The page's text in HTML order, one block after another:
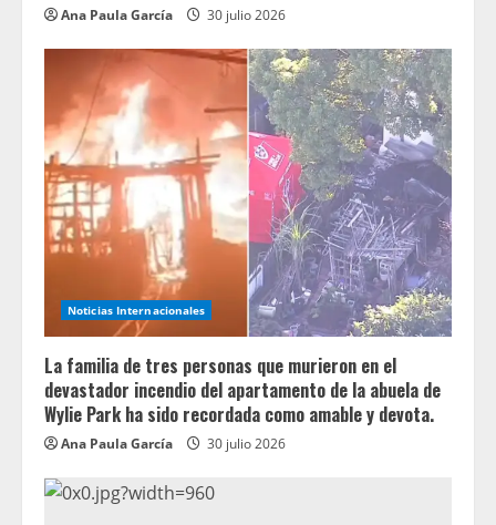
Ana Paula García 30 julio 2026
Noticias Internacionales
La familia de tres personas que murieron en el
devastador incendio del apartamento de la abuela de
Wylie Park ha sido recordada como amable y devota.
Ana Paula García 30 julio 2026